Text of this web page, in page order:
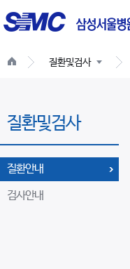
글
로
네
이
션
질환및검사
질환및검사
질환안내
검사안내